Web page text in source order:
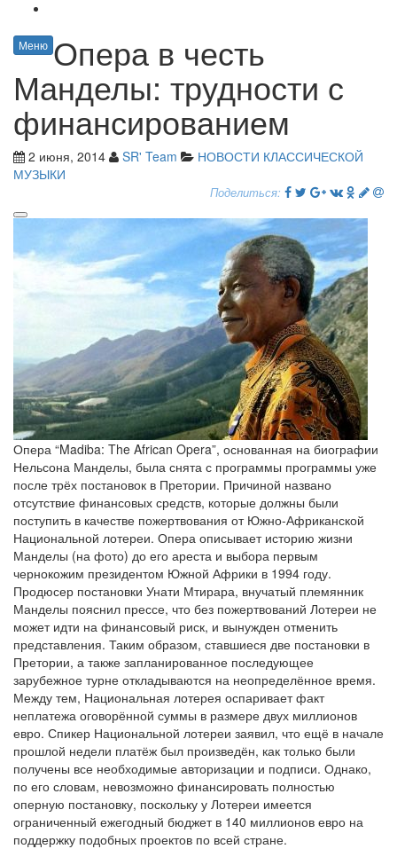
Меню Опера в честь
Манделы: трудности с
финансированием
2 июня, 2014 SR' Team
НОВОСТИ КЛАССИЧЕСКОЙ
МУЗЫКИ
Поделиться:
Опера “Madiba: The African Opera”, основанная на биографии
Нельсона Манделы, была снята с программы программы уже
после трёх постановок в Претории. Причиной названо
отсутствие финансовых средств, которые должны были
поступить в качестве пожертвования от Южно-Африканской
Национальной лотереи. Опера описывает историю жизни
Манделы (на фото) до его ареста и выбора первым
чернокожим президентом Южной Африки в 1994 году.
Продюсер постановки Унати Мтирара, внучатый племянник
Манделы пояснил прессе, что без пожертвований Лотереи не
может идти на финансовый риск, и вынужден отменить
представления. Таким образом, ставшиеся две постановки в
Претории, а также запланированное последующее
зарубежное турне откладываются на неопределённое время.
Между тем, Национальная лотерея оспаривает факт
неплатежа оговорённой суммы в размере двух миллионов
евро. Спикер Национальной лотереи заявил, что ещё в начале
прошлой недели платёж был произведён, как только были
получены все необходимые авторизации и подписи. Однако,
по его словам, невозможно финансировать полностью
оперную постановку, поскольку у Лотереи имеется
ограниченный ежегодный бюджет в 140 миллионов евро на
поддержку подобных проектов по всей стране.